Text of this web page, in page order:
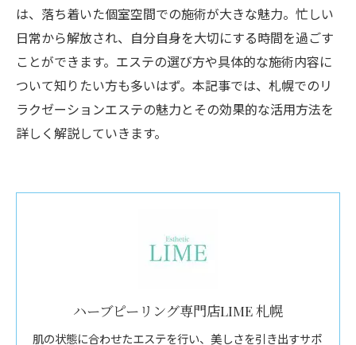
は、落ち着いた個室空間での施術が大きな魅力。忙しい
日常から解放され、自分自身を大切にする時間を過ごす
ことができます。エステの選び方や具体的な施術内容に
ついて知りたい方も多いはず。本記事では、札幌でのリ
ラクゼーションエステの魅力とその効果的な活用方法を
詳しく解説していきます。
ハーブピーリング専門店LIME 札幌
肌の状態に合わせたエステを行い、美しさを引き出すサポ